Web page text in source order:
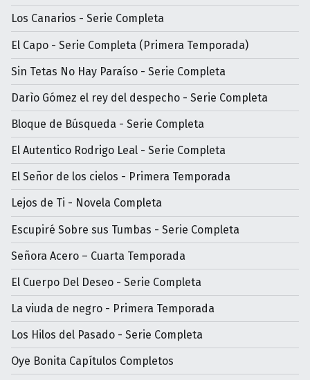
Los Canarios - Serie Completa
El Capo - Serie Completa (Primera Temporada)
Sin Tetas No Hay Paraíso - Serie Completa
Darìo Gómez el rey del despecho - Serie Completa
Bloque de Búsqueda - Serie Completa
El Autentico Rodrigo Leal - Serie Completa
El Señor de los cielos - Primera Temporada
Lejos de Ti - Novela Completa
Escupiré Sobre sus Tumbas - Serie Completa
Señora Acero – Cuarta Temporada
El Cuerpo Del Deseo - Serie Completa
La viuda de negro - Primera Temporada
Los Hilos del Pasado - Serie Completa
Oye Bonita Capítulos Completos